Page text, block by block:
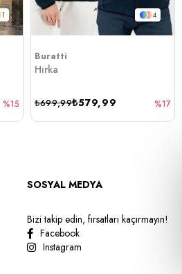
1
%15
4
Buratti
Hırka
₺579,99
₺699,99 %17
SOSYAL MEDYA
Bizi takip edin, fırsatları kaçırmayın!
Facebook
Instagram